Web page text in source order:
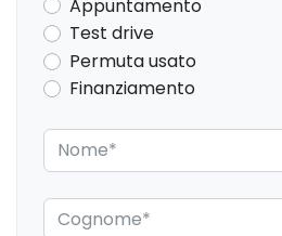
Appuntamento
Test drive
Permuta usato
Finanziamento